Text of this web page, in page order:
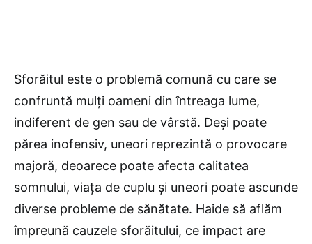
Sforăitul este o problemă comună cu care se
confruntă mulți oameni din întreaga lume,
indiferent de gen sau de vârstă. Deși poate
părea inofensiv, uneori reprezintă o provocare
majoră, deoarece poate afecta calitatea
somnului, viața de cuplu și uneori poate ascunde
diverse probleme de sănătate. Haide să aflăm
împreună cauzele sforăitului, ce impact are